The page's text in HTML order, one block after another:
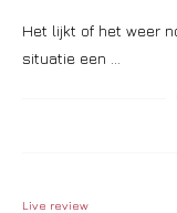
Het lijkt of het weer
situatie een …
Live review